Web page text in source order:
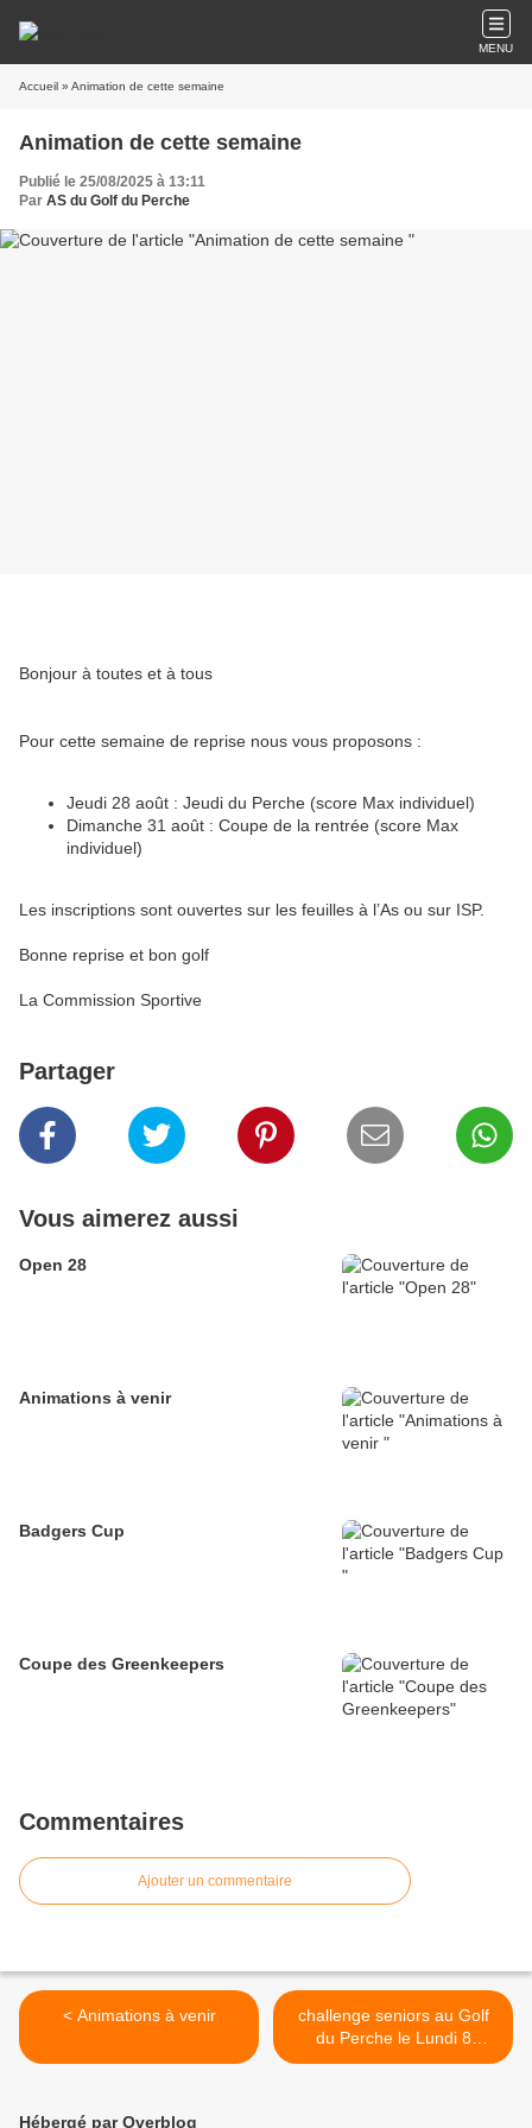
MENU
Accueil » Animation de cette semaine
Animation de cette semaine
Publié le 25/08/2025 à 13:11
Par AS du Golf du Perche
Bonjour à toutes et à tous
Pour cette semaine de reprise nous vous proposons :
Jeudi 28 août : Jeudi du Perche (score Max individuel)
Dimanche 31 août : Coupe de la rentrée (score Max
individuel)
Les inscriptions sont ouvertes sur les feuilles à l’As ou sur ISP.
Bonne reprise et bon golf
La Commission Sportive
Partager
Vous aimerez aussi
Open 28
Animations à venir
Badgers Cup
Coupe des Greenkeepers
Commentaires
Ajouter un commentaire
< Animations à venir
challenge seniors au Golf
du Perche le Lundi 8
Septembre 4 balles
Hébergé par Overblog